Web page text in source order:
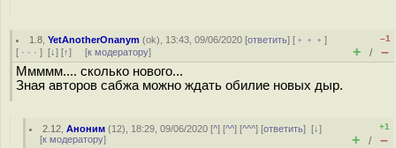
1.8 ,YetAnotherOnanym (ok), 13:43, 09/06/2020 [ответить] [ ﹢﹢﹢]
[ · · · ] [↓] [↑] [к модератору]
–1
+ / –
Ммммм.... сколько нового...
Зная авторов сабжа можно ждать обилие новых дыр.
2.12 ,Аноним (12), 18:29, 09/06/2020 [^] [^^] [^^^] [ответить][↓]
[к модератору]
+1
+ / –